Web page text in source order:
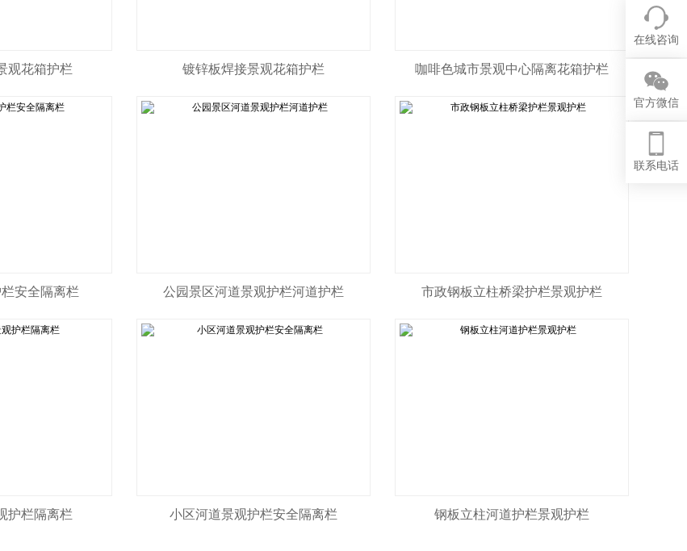
观花箱护栏 镀锌板焊接景观花箱护栏 咖啡色城市景观中心隔离花箱护栏
安全隔离栏 公园景区河道景观护栏河道护栏 市政钢板立柱桥梁护栏景观护栏
护栏隔离栏 小区河道景观护栏安全隔离栏 钢板立柱河道护栏景观护栏
在线咨询
官方微信
联系电话